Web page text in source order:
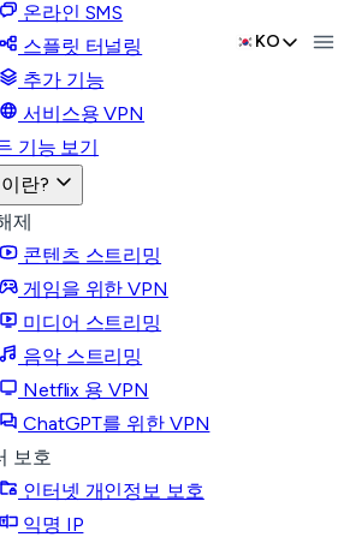
온라인 SMS
스플릿 터널링
추가 기능
서비스용 VPN
기능 보기
란?
제
콘텐츠 스트리밍
게임을 위한 VPN
미디어 스트리밍
음악 스트리밍
Netflix 용 VPN
ChatGPT를 위한 VPN
보호
인터넷 개인정보 보호
익명 IP
KO